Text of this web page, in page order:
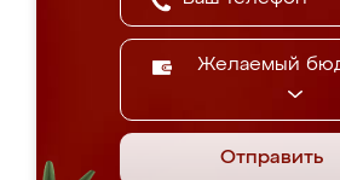
Желаемый
Отправить